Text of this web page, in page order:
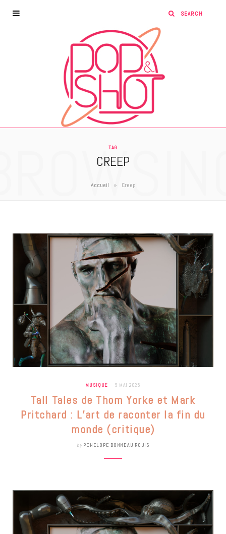
TAG
CREEP
Accueil » Creep
MUSIQUE 9 MAI 2025
Tall Tales de Thom Yorke et Mark
Pritchard : L’art de raconter la fin du
monde (critique)
by PENELOPE BONNEAU ROUIS